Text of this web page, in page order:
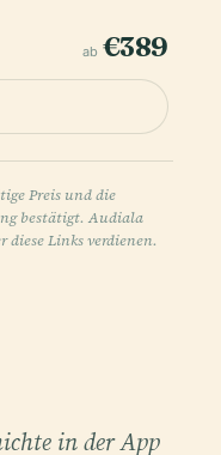
ab €389
Preis und die
bestätigt. Audiala
Links verdienen.
in der App